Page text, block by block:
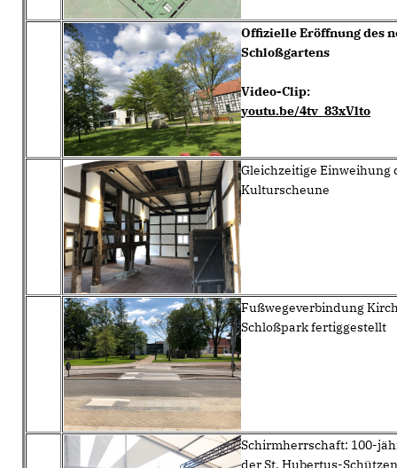
Offizielle Eröffnung des
Schloßgartens
Video-Clip:
youtu.be/4tv_83xVlto
Gleichzeitige Einweihung
Kulturscheune
Fußwegeverbindung
Schloßpark fertiggestellt
Schirmherrschaft: 100-
der St. Hubertus-